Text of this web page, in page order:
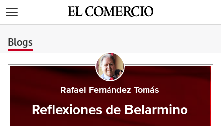
Blogs
Rafael Fernández Tomás
Reflexiones de Belarmino